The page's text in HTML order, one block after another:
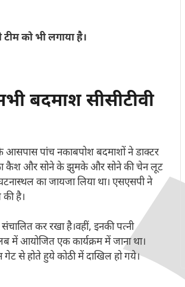
को भी लगाया है।
बदमाश सीसीटीवी
आसपास पांच नकाबपोश बदमाशों ने डाक्टर
का कैश और सोने के झुमके और सोने की चेन लूट
का जायजा लिया था। एसएसपी ने
की है।
कर रखा है।वहीं, इनकी पत्नी
में आयोजित एक कार्यक्रम में जाना था।
से होते हुये कोठी में दाखिल हो गये।